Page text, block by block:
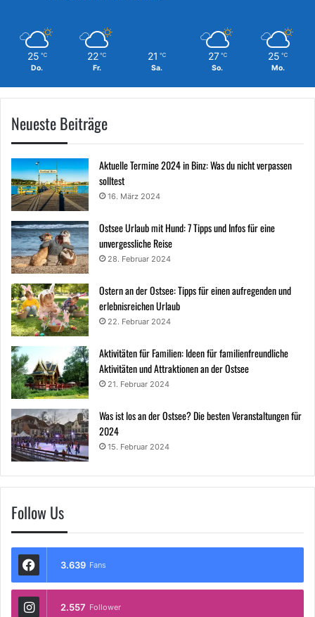
25 ℃
Do.
22 ℃
Fr.
21 ℃
Sa.
27 ℃
So.
25 ℃
Mo.
Neueste Beiträge
Aktuelle Termine 2024 in Binz: Was du nicht verpassen
solltest
16. März 2024
Ostsee Urlaub mit Hund: 7 Tipps und Infos für eine
unvergessliche Reise
28. Februar 2024
Ostern an der Ostsee: Tipps für einen aufregenden und
erlebnisreichen Urlaub
22. Februar 2024
Aktivitäten für Familien: Ideen für familienfreundliche
Aktivitäten und Attraktionen an der Ostsee
21. Februar 2024
Was ist los an der Ostsee? Die besten Veranstaltungen für
2024
15. Februar 2024
Follow Us
3.639 Fans
2.557 Follower